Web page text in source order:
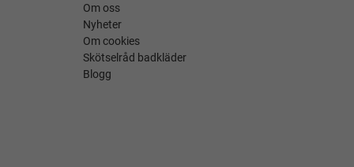
Om oss
Nyheter
Om cookies
Skötselråd badkläder
Blogg